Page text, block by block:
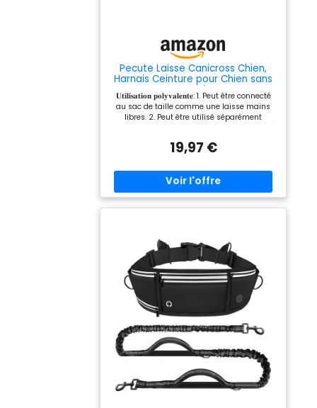
Pecute Laisse Canicross Chien,
Harnais Ceinture pour Chien sans
Les Mains
𝐔𝐭𝐢𝐥𝐢𝐬𝐚𝐭𝐢𝐨𝐧 𝐩𝐨𝐥𝐲𝐯𝐚𝐥𝐞𝐧𝐭𝐞: 1. Peut être connecté
au sac de taille comme une laisse mains
libres. 2. Peut être utilisé séparément
comme un laisse main. 3. Peut être attaché
être utilisé comme une ceinture de sécurité
verrouillage. 5. Ajustez la sangle à sa plus
grande longueur pour marcher avec deux
chiens simultanément. 6. Peut également
être utilisé comme sac de taille sportif.
efficacement la pression. Le petit sac
banane contient également un smartphone,
une bouteille d'eau, des clés, des sacs
poubelles et d'autres objets essentiels. Idéal
pour la randonnée et la course. La ceinture
est réglable (60 cm - 127 cm), adaptée aux
personnes de différents types de corps.
𝐃𝐨𝐮𝐛𝐥𝐞 𝐩𝐨𝐢𝐠𝐧é𝐞: Un contrôle complet est
crucial pour votre chien. La poignée de
contrôle à l'avant vous permet de saisir
fermement votre chien lorsque cela est
nécessaire, en prévenant les bagarres et
autres accidents entre chiens. 𝐂𝐨𝐫𝐝𝐞 à
𝐫𝐞𝐬𝐬𝐨𝐫𝐭 𝐚𝐛𝐬𝐨𝐫𝐛𝐚𝐧𝐭 𝐥𝐞𝐬 𝐜𝐡𝐨𝐜𝐬: Si vous avez un
grand chien, vous avez besoin d'une laisse
19,97 €